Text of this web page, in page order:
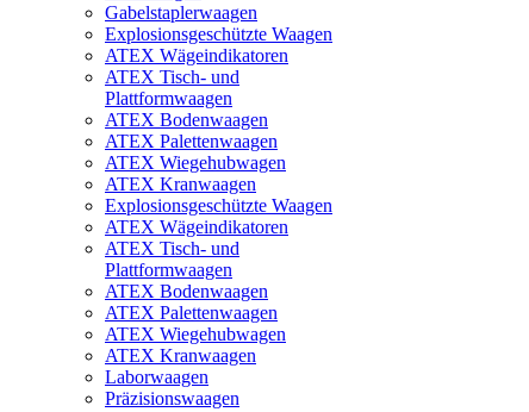
Gabelstaplerwaagen
Explosionsgeschützte Waagen
ATEX Wägeindikatoren
ATEX Tisch- und
Plattformwaagen
ATEX Bodenwaagen
ATEX Palettenwaagen
ATEX Wiegehubwagen
ATEX Kranwaagen
Explosionsgeschützte Waagen
ATEX Wägeindikatoren
ATEX Tisch- und
Plattformwaagen
ATEX Bodenwaagen
ATEX Palettenwaagen
ATEX Wiegehubwagen
ATEX Kranwaagen
Laborwaagen
Präzisionswaagen